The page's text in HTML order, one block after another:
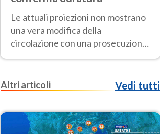
Le attuali proiezioni non mostrano
una vera modifica della
circolazione con una prosecuzione
del caldo fuori scala per molti
Ferragosto
Altri articoli Vedi tutti